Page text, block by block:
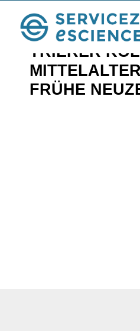
« Referenzen
TRIERER
FRÜHE